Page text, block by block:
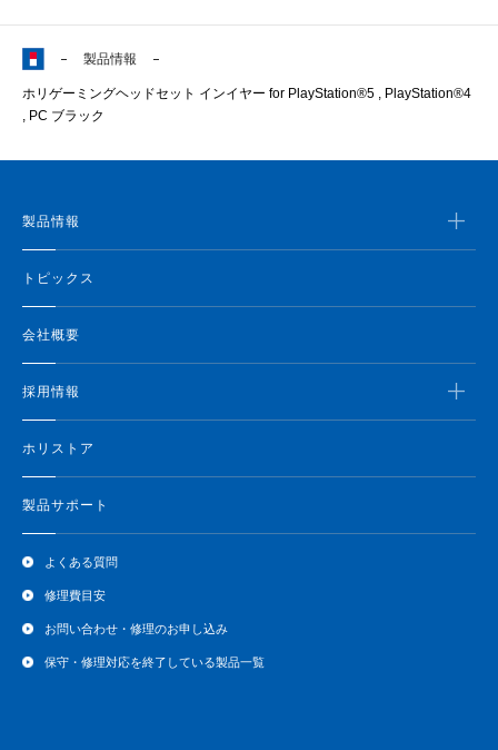
製品情報
ホリゲーミングヘッドセット インイヤー for PlayStation®5 , PlayStation®4
, PC ブラック
製品情報
トピックス
会社概要
採用情報
ホリストア
製品サポート
よくある質問
修理費目安
お問い合わせ・修理のお申し込み
保守・修理対応を終了している製品一覧